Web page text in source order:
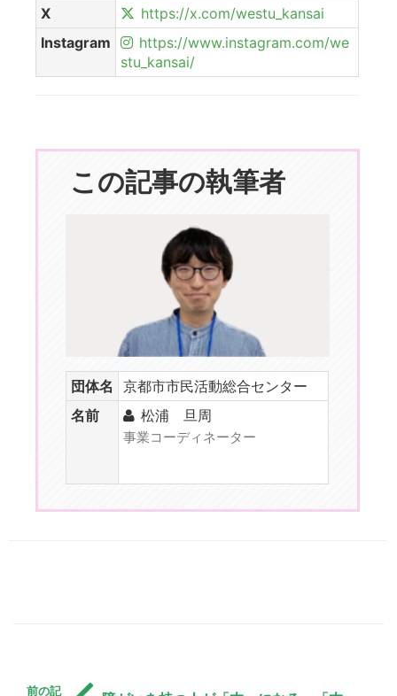
X
https://x.com/westu_kansai
Instagram
https://www.instagram.com/we
stu_kansai/
この記事の執筆者
団体名
京都市市民活動総合センター
名前
松浦 旦周
事業コーディネーター
前の記